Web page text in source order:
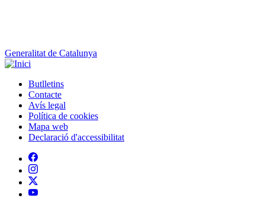
Generalitat de Catalunya
Peu
Butlletins
Contacte
Avís legal
Política de cookies
Mapa web
Declaració d'accessibilitat